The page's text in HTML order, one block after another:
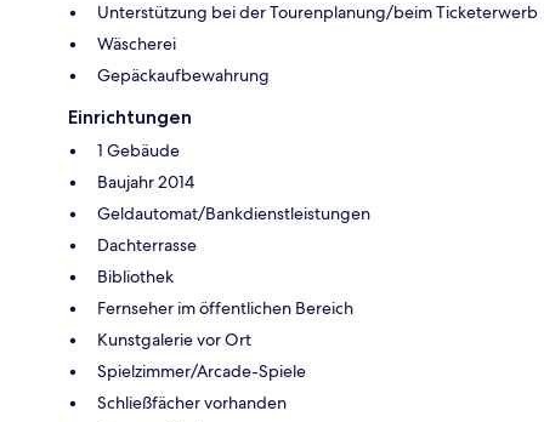
Unterstützung bei der Tourenplanung/beim Ticketerwerb
Wäscherei
Gepäckaufbewahrung
Einrichtungen
1 Gebäude
Baujahr 2014
Geldautomat/Bankdienstleistungen
Dachterrasse
Bibliothek
Fernseher im öffentlichen Bereich
Kunstgalerie vor Ort
Spielzimmer/Arcade-Spiele
Schließfächer vorhanden